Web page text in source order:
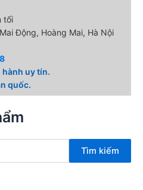
tối
Động, Hoàng Mai, Hà Nội
hành uy tín.
quốc.
Tìm kiếm